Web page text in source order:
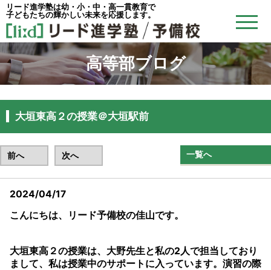
リード進学塾は幼・小・中・高一貫教育で
子どもたちの輝かしい未来を応援します。
高等部ブログ
大垣東高２の授業＠大垣駅前
前へ 次へ 一覧へ
2024/04/17
こんにちは、リード予備校の佳山です。
大垣東高２の授業は、大野先生と私の2人で担当しており
まして、私は授業中のサポートに入っています。演習の際